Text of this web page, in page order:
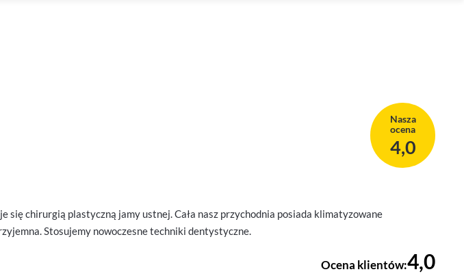
Nasza
ocena
4,0
się chirurgią plastyczną jamy ustnej. Cała nasz przychodnia posiada klimatyzowane
Stosujemy nowoczesne techniki dentystyczne.
Ocena klientów:4,0